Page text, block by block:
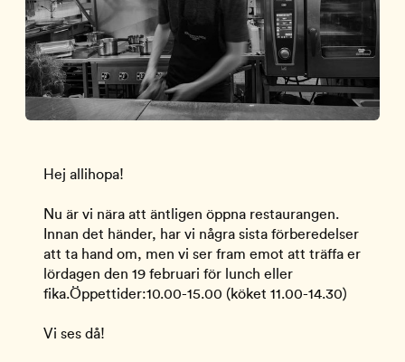
Hej allihopa!
Nu är vi nära att äntligen öppna restaurangen.
Innan det händer, har vi några sista förberedelser
att ta hand om, men vi ser fram emot att träffa er
lördagen den 19 februari för lunch eller
fika.Öppettider:10.00-15.00 (köket 11.00-14.30)
Vi ses då!